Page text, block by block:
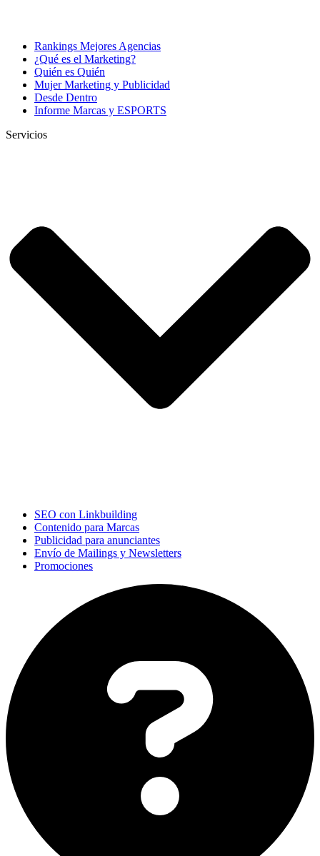
Rankings Mejores Agencias
¿Qué es el Marketing?
Quién es Quién
Mujer Marketing y Publicidad
Desde Dentro
Informe Marcas y ESPORTS
Servicios
SEO con Linkbuilding
Contenido para Marcas
Publicidad para anunciantes
Envío de Mailings y Newsletters
Promociones